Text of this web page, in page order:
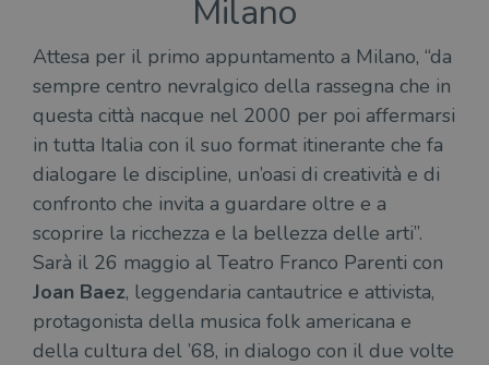
Milano
Attesa per il primo appuntamento a Milano, “da
sempre centro nevralgico della rassegna che in
questa città nacque nel 2000 per poi affermarsi
in tutta Italia con il suo format itinerante che fa
dialogare le discipline, un’oasi di creatività e di
confronto che invita a guardare oltre e a
scoprire la ricchezza e la bellezza delle arti”.
Sarà il 26 maggio al Teatro Franco Parenti con
Joan Baez, leggendaria cantautrice e attivista,
protagonista della musica folk americana e
della cultura del ’68, in dialogo con il due volte